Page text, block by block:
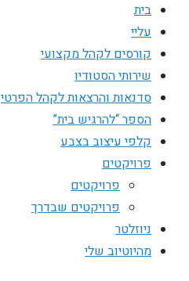
בית
עליי
קורסים לקהל מקצועי
שירותי הסטודיו
סדנאות והרצאות לקהל הפרטי
הספר “להרגיש בית”
קלפי עיצוב בצבע
פרויקטים
פרויקטים
פרויקטים שבדרך
ניוזלטר
מהיוטיוב שלי